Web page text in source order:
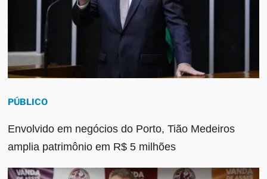
PÚBLICO
Envolvido em negócios do Porto, Tião Medeiros
amplia patrimônio em R$ 5 milhões